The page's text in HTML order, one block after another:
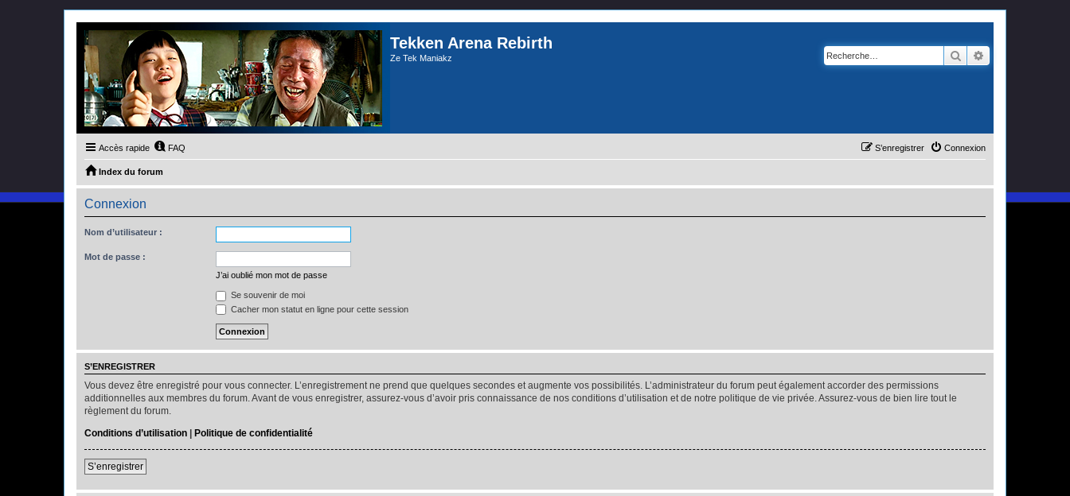
Tekken Arena Rebirth
Ze Tek Maniakz Rechercher
Accès rapide FAQ Connexion
S’enregistrer
Index du forum
Connexion
Nom d’utilisateur :
Mot de passe :
J’ai oublié mon mot de passe
Se souvenir de moi
Cacher mon statut en ligne pour cette session
S’ENREGISTRER
Vous devez être enregistré pour vous connecter. L’enregistrement ne prend que quelques secondes et augmente vos possibilités. L’administrateur du forum peut également accorder des permissions
additionnelles aux membres du forum. Avant de vous enregistrer, assurez-vous d’avoir pris connaissance de nos conditions d’utilisation et de notre politique de vie privée. Assurez-vous de bien lire tout le
règlement du forum.
Conditions d’utilisation | Politique de confidentialité
S’enregistrer